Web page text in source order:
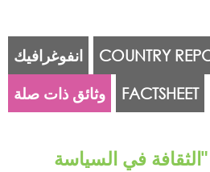
انفوغرافيك COUNTRY
وثائق ذات صلة FACTSHEET
في السياسة